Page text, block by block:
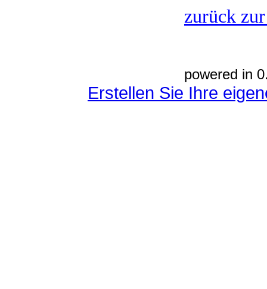
zurück
powered in
Erstellen Sie Ihre